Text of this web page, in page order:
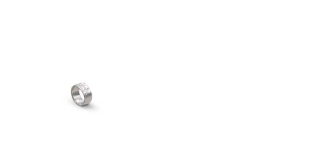
バレンタインチョコレート